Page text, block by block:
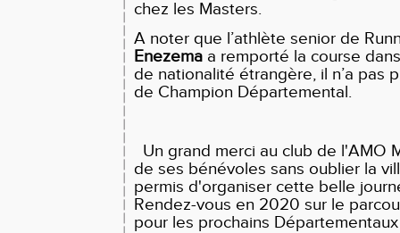
chez les Masters.
A noter que l’athlète senior de
Enezema a remporté la course
de nationalité étrangère, il n’a pas
de Champion Départemental.
Un grand merci au club de l'AMO
de ses bénévoles sans oublier la
permis d'organiser cette belle
Rendez-vous en 2020 sur le
pour les prochains